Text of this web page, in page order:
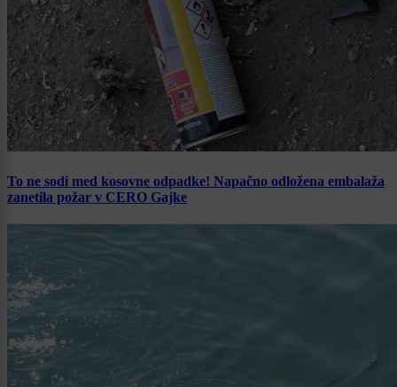
To ne sodi med kosovne odpadke! Napačno odložena embalaža
zanetila požar v CERO Gajke